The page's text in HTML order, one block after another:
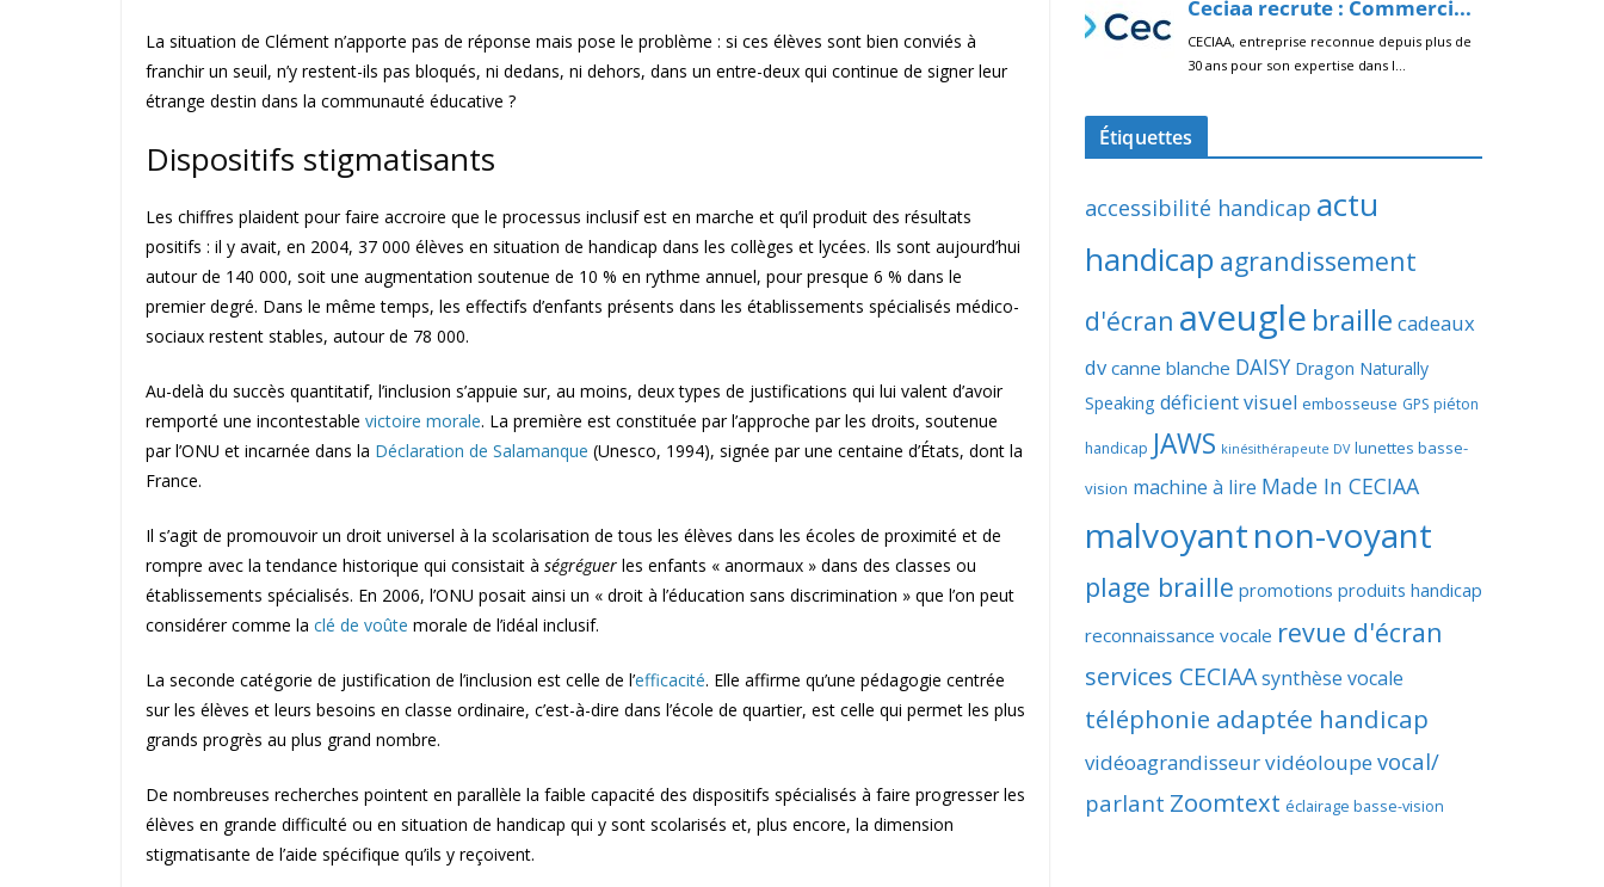
La situation de Clément n’apporte pas de réponse mais pose le problème : si ces élèves sont bien conviés à
franchir un seuil, n’y restent-ils pas bloqués, ni dedans, ni dehors, dans un entre-deux qui continue de signer leur
étrange destin dans la communauté éducative ?
Dispositifs stigmatisants
Les chiffres plaident pour faire accroire que le processus inclusif est en marche et qu’il produit des résultats
positifs : il y avait, en 2004, 37 000 élèves en situation de handicap dans les collèges et lycées. Ils sont aujourd’hui
autour de 140 000, soit une augmentation soutenue de 10 % en rythme annuel, pour presque 6 % dans le
premier degré. Dans le même temps, les effectifs d’enfants présents dans les établissements spécialisés médico-
sociaux restent stables, autour de 78 000.
Au-delà du succès quantitatif, l’inclusion s’appuie sur, au moins, deux types de justifications qui lui valent d’avoir
remporté une incontestable victoire morale. La première est constituée par l’approche par les droits, soutenue
par l’ONU et incarnée dans la Déclaration de Salamanque (Unesco, 1994), signée par une centaine d’États, dont la
France.
Il s’agit de promouvoir un droit universel à la scolarisation de tous les élèves dans les écoles de proximité et de
rompre avec la tendance historique qui consistait à ségréguer les enfants « anormaux » dans des classes ou
établissements spécialisés. En 2006, l’ONU posait ainsi un « droit à l’éducation sans discrimination » que l’on peut
considérer comme la clé de voûte morale de l’idéal inclusif.
La seconde catégorie de justification de l’inclusion est celle de l’efficacité. Elle affirme qu’une pédagogie centrée
sur les élèves et leurs besoins en classe ordinaire, c’est-à-dire dans l’école de quartier, est celle qui permet les plus
grands progrès au plus grand nombre.
De nombreuses recherches pointent en parallèle la faible capacité des dispositifs spécialisés à faire progresser les
élèves en grande difficulté ou en situation de handicap qui y sont scolarisés et, plus encore, la dimension
stigmatisante de l’aide spécifique qu’ils y reçoivent.
Étiquettes
accessibilité handicap actu
handicap agrandissement
d'écran aveugle braille cadeaux
dv canne blanche DAISY Dragon Naturally
Speaking déficient visuel embosseuse GPS piéton
handicap JAWS kinésithérapeute DV lunettes basse-
vision machine à lire Made In CECIAA
malvoyantnon-voyant
plage braille promotions produits handicap
reconnaissance vocale revue d'écran
services CECIAAsynthèse vocale
téléphonie adaptée handicap
vidéoagrandisseurvidéoloupevocal/
parlant Zoomtext éclairage basse-vision